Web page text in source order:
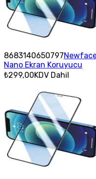
8683140650797
Nano Ekran Koruyucu
₺299,00KDV Dahil